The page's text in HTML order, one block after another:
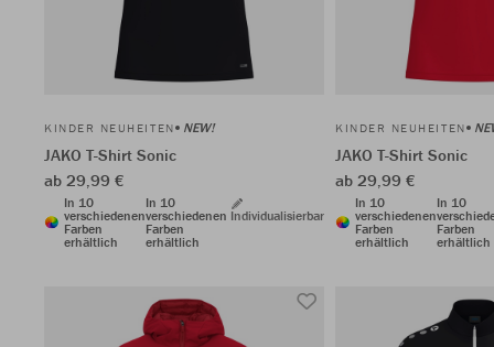
KINDER NEUHEITEN NEW!
JAKO T-Shirt Sonic
ab 29,99 €
In 10
verschiedenen
Farben
erhältlich
In 10
verschiedenen
Farben
erhältlich
Individualisierbar
KINDER NEUHEITEN
JAKO T-Shirt Sonic
ab 29,99 €
In 10
verschiedenen
Farben
erhältlich
In 10
Farben
erhältlich